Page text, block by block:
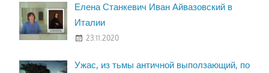
Елена Станкевич Иван Айвазовский в
Италии
23.11.2020
Ужас, из тьмы античной выползающий, по